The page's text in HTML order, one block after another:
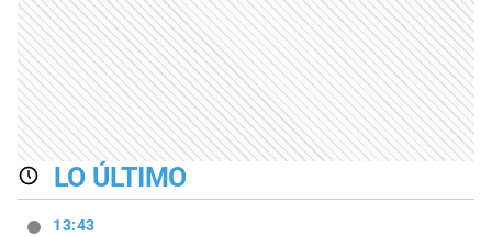
LO ÚLTIMO
13:43